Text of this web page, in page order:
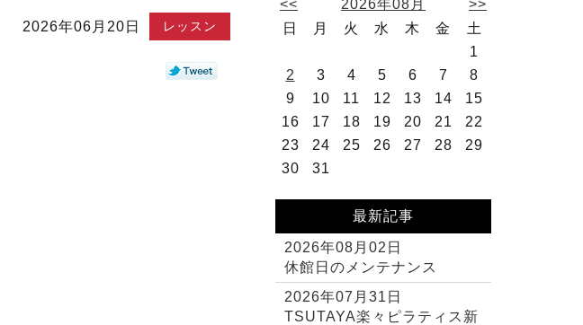
レッスン
2026年06月20日
<< 2026年08月
>>
日
月 火 水 木 金
土
1
2
3 4 5 6 7
8
9
10 11 12 13 14
15
16
17 18 19 20 21
22
23
24 25 26 27 28
29
30
31
最新記事
2026年08月02日
休館日のメンテナンス
2026年07月31日
TSUTAYA楽々ピラティス新